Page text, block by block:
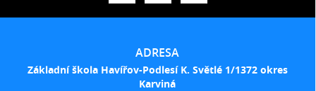
ADRESA
Základní škola Havířov-Podlesí K. Světlé 1/1372 okres
Karviná